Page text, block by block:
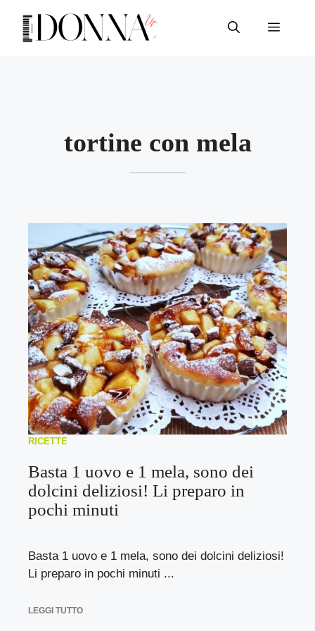
contenuto
Menu
tortine con mela
RICETTE
Basta 1 uovo e 1 mela, sono dei
dolcini deliziosi! Li preparo in
pochi minuti
Basta 1 uovo e 1 mela, sono dei dolcini deliziosi!
Li preparo in pochi minuti ...
LEGGI TUTTO